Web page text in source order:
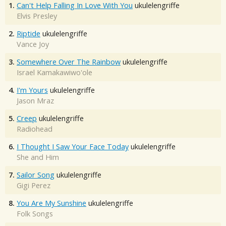
1. Can't Help Falling In Love With You ukulelengriffe
Elvis Presley
2. Riptide ukulelengriffe
Vance Joy
3. Somewhere Over The Rainbow ukulelengriffe
Israel Kamakawiwo'ole
4. I'm Yours ukulelengriffe
Jason Mraz
5. Creep ukulelengriffe
Radiohead
6. I Thought I Saw Your Face Today ukulelengriffe
She and Him
7. Sailor Song ukulelengriffe
Gigi Perez
8. You Are My Sunshine ukulelengriffe
Folk Songs